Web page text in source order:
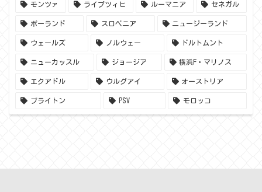
モンツァ ライプツィヒ ルーマニア セネガル
ポーランド スロベニア ニュージーランド
ウェールズ ノルウェー ドルトムント
ニューカッスル ジョージア 横浜F・マリノス
エクアドル ウルグアイ オーストリア
ブライトン PSV モロッコ